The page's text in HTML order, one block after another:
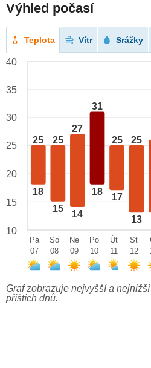
Výhled počasí
Teplota Vítr Srážky
25
18
25
15
27
14
31
18
25
17
25
13
40
35
30
25
20
15
10
Pá
07
So
08
Ne
09
Po
10
Út
11
St
12
Graf zobrazuje nejvyšší a
příštích dnů.